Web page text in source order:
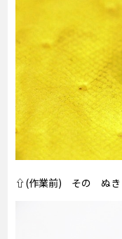
⇧(作業前) その ぬき